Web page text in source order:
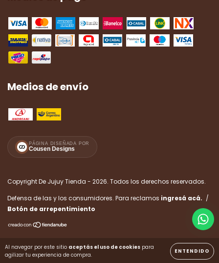
Al navegar por este sitio aceptás el uso de cookies para
agilizar tu experiencia de compra.
ENTENDIDO
Medios de envío
PÁGINA DISEÑADA POR
Cousen Designs
Copyright De Jujuy Tienda - 2026. Todos los derechos reservados.
Defensa de las y los consumidores. Para reclamos ingresá acá. /
Botón de arrepentimiento